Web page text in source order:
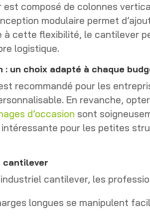
composé de colonnes
modulaire permet
à cette flexibilité, le cantilever
logistique.
: un choix adapté à chaque
recommandé pour les
En revanche,
d’occasion sont
pour les petites
cantilever
cantilever, les
longues se manipulent